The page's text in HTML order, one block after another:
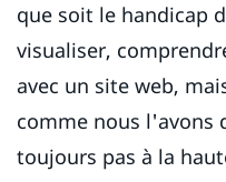
que soit le handicap
visualiser,
avec un site web,
comme nous l'avons
toujours pas à la